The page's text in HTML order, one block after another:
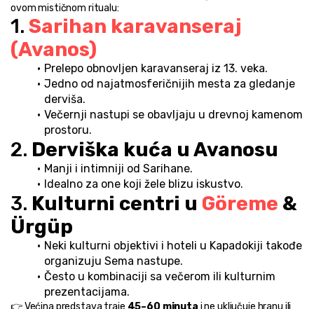
ovom mističnom ritualu:
1. Sarihan karavanseraj
(Avanos)
Prelepo obnovljen karavanseraj iz 13. veka.
Jedno od najatmosferičnijih mesta za gledanje
derviša.
Večernji nastupi se obavljaju u drevnoj kamenom
prostoru.
2. Derviška kuća u Avanosu
Manji i intimniji od Sarihane.
Idealno za one koji žele blizu iskustvo.
3. Kulturni centri u Göreme &
Ürgüp
Neki kulturni objektivi i hoteli u Kapadokiji takođe
organizuju Sema nastupe.
Često u kombinaciji sa večerom ili kulturnim
prezentacijama.
👉 Većina predstava traje 45–60 minuta i ne uključuje hranu ili